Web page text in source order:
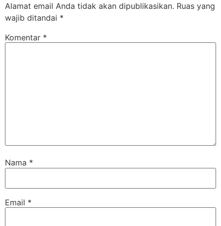
Alamat email Anda tidak akan dipublikasikan. Ruas yang
wajib ditandai *
Komentar *
Nama *
Email *